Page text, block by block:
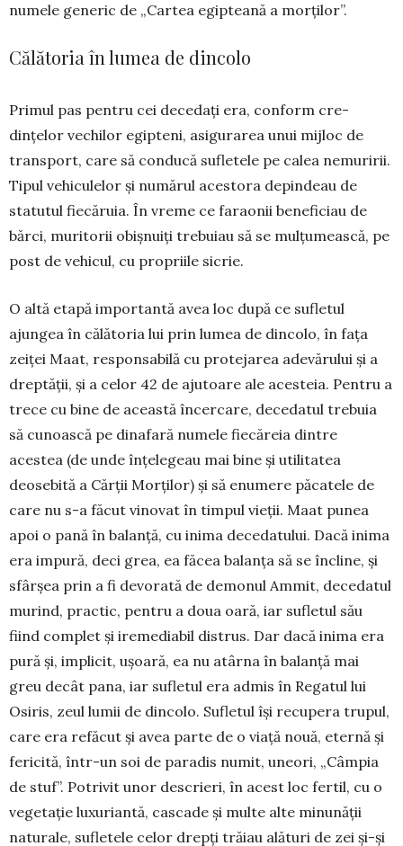
numele generic de „Cartea egipteană a morților”.
Călătoria în lumea de dincolo
Primul pas pentru cei decedați era, conform cre­
dințelor vechilor egipteni, asigurarea unui mijloc de
transport, care să conducă sufletele pe calea ne­mu­ririi.
Tipul vehiculelor și numărul acestora de­pindeau de
statutul fiecăruia. În vreme ce faraonii beneficiau de
bărci, muritorii obișnuiți trebuiau să se mulțumească, pe
post de vehicul, cu propriile sicrie.
O altă etapă importantă avea loc după ce su­fletul
ajungea în călătoria lui prin lumea de dincolo, în fața
zeiței Maat, responsabilă cu protejarea ade­vărului și a
dreptății, și a celor 42 de ajutoare ale acesteia. Pentru a
trece cu bine de această încer­care, decedatul trebuia
să cunoască pe dinafară numele fiecăreia dintre
acestea (de unde înțelegeau mai bine și utilitatea
deosebită a Cărții Morților) și să enumere păcatele de
care nu s-a făcut vinovat în timpul vieții. Maat punea
apoi o pană în balanță, cu inima decedatului. Dacă inima
era impură, deci grea, ea făcea balanța să se încline, și
sfârșea prin a fi devorată de demonul Ammit, decedatul
murind, practic, pentru a doua oară, iar sufletul său
fiind complet și iremediabil distrus. Dar dacă inima era
pură și, implicit, ușoară, ea nu atârna în balanță mai
greu decât pana, iar sufletul era admis în Regatul lui
Osiris, zeul lumii de dincolo. Sufletul își recu­pera trupul,
care era refăcut și avea parte de o viață nouă, eternă și
fericită, într-un soi de paradis numit, uneori, „Câmpia
de stuf”. Potrivit unor descrieri, în acest loc fertil, cu o
vegetație luxuriantă, cascade și multe alte minunății
naturale, sufletele celor drepți trăiau alături de zei și-și